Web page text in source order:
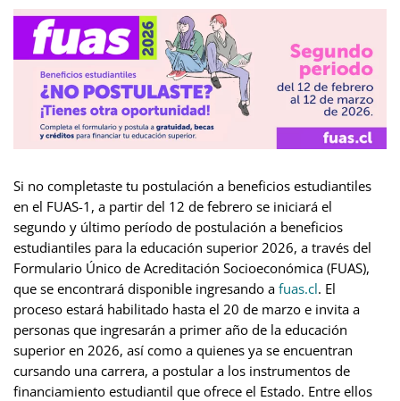
Si no completaste tu postulación a beneficios estudiantiles
en el FUAS-1, a partir del 12 de febrero se iniciará el
segundo y último período de postulación a beneficios
estudiantiles para la educación superior 2026, a través del
Formulario Único de Acreditación Socioeconómica (FUAS),
que se encontrará disponible ingresando a fuas.cl. El
proceso estará habilitado hasta el 20 de marzo e invita a
personas que ingresarán a primer año de la educación
superior en 2026, así como a quienes ya se encuentran
cursando una carrera, a postular a los instrumentos de
financiamiento estudiantil que ofrece el Estado. Entre ellos